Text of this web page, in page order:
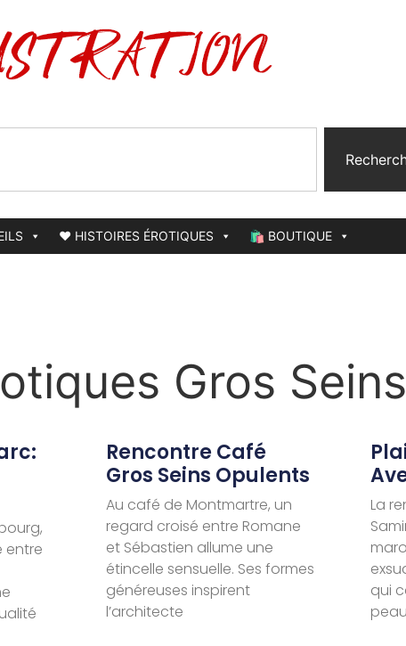
❤️ HISTOIRES ÉROTIQUES 🛍️ BOUTIQUE
Gros Seins
entre
Rencontre Café
Gros Seins Opulents
Au café de Montmartre, un
regard croisé entre Romane
et Sébastien allume une
étincelle sensuelle. Ses formes
généreuses inspirent
l’architecte
La
qui
peau